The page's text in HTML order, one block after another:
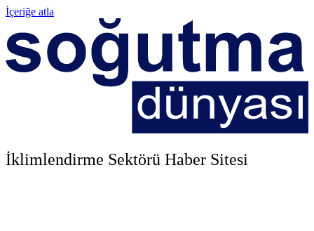
İçeriğe atla
İklimlendirme Sektörü Haber Sitesi